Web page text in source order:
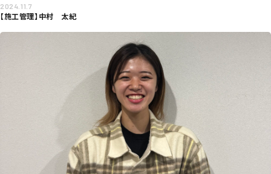
2024.11.7
【施工管理】中村 太紀